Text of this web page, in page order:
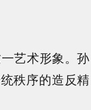
艺术形象。孙
秩序的造反精